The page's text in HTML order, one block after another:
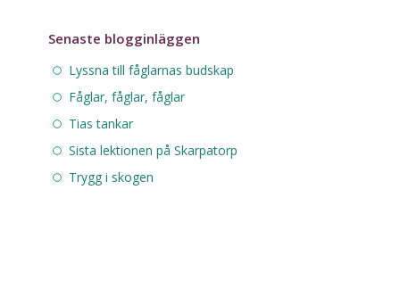
Senaste blogginläggen
Lyssna till fåglarnas budskap
Fåglar, fåglar, fåglar
Tias tankar
Sista lektionen på Skarpatorp
Trygg i skogen